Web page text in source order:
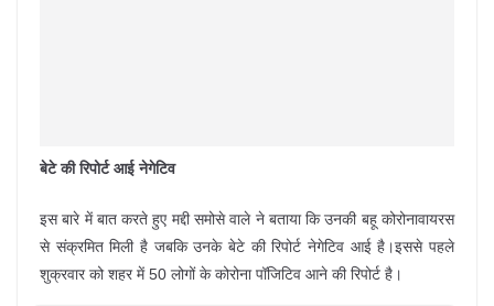
बेटे की रिपोर्ट आई नेगेटिव
इस बारे में बात करते हुए मद्दी समोसे वाले ने बताया कि उनकी बहू कोरोनावायरस
से संक्रमित मिली है जबकि उनके बेटे की रिपोर्ट नेगेटिव आई है।इससे पहले
शुक्रवार को शहर में 50 लोगों के कोरोना पॉजिटिव आने की रिपोर्ट है।